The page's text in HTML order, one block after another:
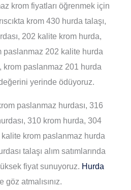
krom fiyatları öğrenmek için
krom 430 hurda talaşı,
202 kalite krom hurda,
paslanmaz 202 kalite hurda
krom paslanmaz 201 hurda
değerini yerinde ödüyoruz.
paslanmaz hurdası, 316
310 krom hurda, 304
kalite krom paslanmaz hurda
talaşı alım satımlarında
fiyat sunuyoruz. Hurda
göz atmalısınız.